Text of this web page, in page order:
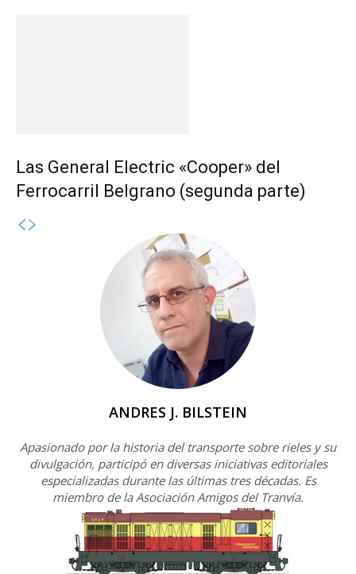
Las General Electric «Cooper» del
Ferrocarril Belgrano (segunda parte)
ANDRES J. BILSTEIN
Apasionado por la historia del transporte sobre rieles y su
divulgación, participó en diversas iniciativas editoriales
especializadas durante las últimas tres décadas. Es
miembro de la Asociación Amigos del Tranvía.